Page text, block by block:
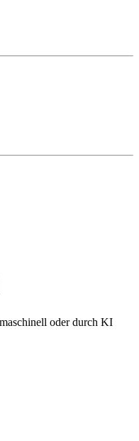
oder durch KI